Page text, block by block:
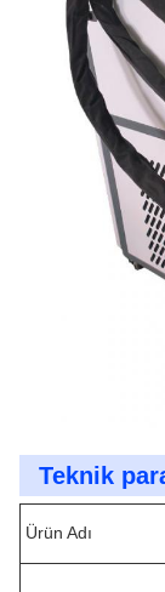
Teknik
Ürün Adı